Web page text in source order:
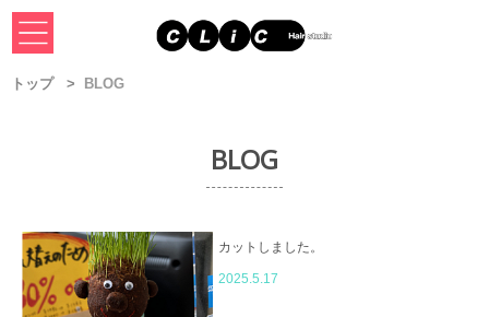
トップ BLOG
BLOG
カットしました。
2025.5.17